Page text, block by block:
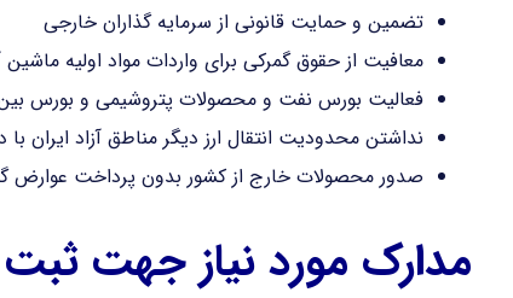
تضمین و حمایت قانونی از سرمایه گذاران خارجی
معافیت از حقوق گمرکی برای واردات مواد اولیه
فعالیت بورس نفت و محصولات پتروشیمی و بورس بین
نداشتن محدودیت انتقال ارز دیگر مناطق آزاد ایران با
صدور محصولات خارج از کشور بدون پرداخت عوارض
مدارک مورد نیاز جهت